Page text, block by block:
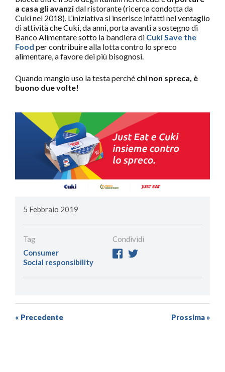
5 Febbraio 2019
Tag
Consumer
Social responsibility
Condividi
« Precedente Prossima »
a casa gli avanzidal ristorante (ricerca condotta da
Cuki nel 2018). L’iniziativa si inserisce infatti nel ventaglio
di attività che Cuki, da anni, porta avanti a sostegno di
Banco Alimentare sotto la bandiera di Cuki Save the
Food per contribuire alla lotta contro lo spreco
alimentare, a favore dei più bisognosi.
Quando mangio uso la testa perché chi non spreca, è
buono due volte!